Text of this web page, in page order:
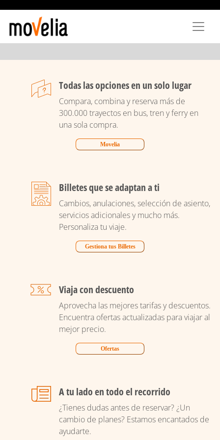
principal
Todas las opciones en un solo lugar
Compara, combina y reserva más de
300.000 trayectos en bus, tren y ferry en
una sola compra.
Movelia
Billetes que se adaptan a ti
Cambios, anulaciones, selección de asiento,
servicios adicionales y mucho más.
Personaliza tu viaje.
Gestiona tus Billetes
Viaja con descuento
Aprovecha las mejores tarifas y descuentos.
Encuentra ofertas actualizadas para viajar al
mejor precio.
Ofertas
A tu lado en todo el recorrido
¿Tienes dudas antes de reservar? ¿Un
cambio de planes? Estamos encantados de
ayudarte.